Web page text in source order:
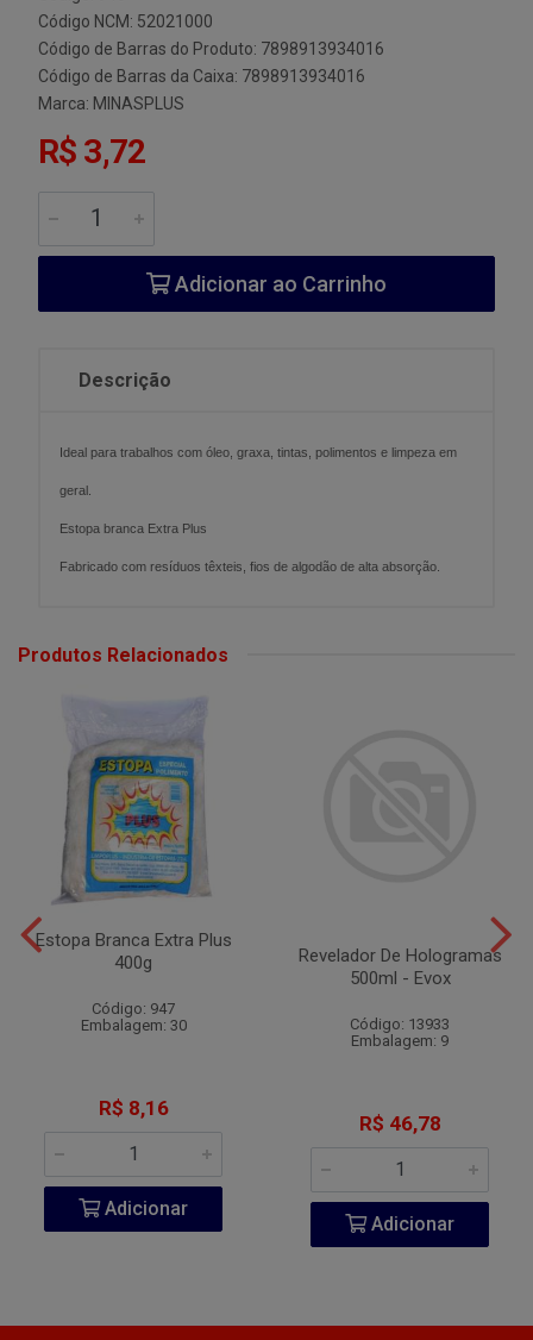
Código NCM: 52021000
Código de Barras do Produto: 7898913934016
Código de Barras da Caixa: 7898913934016
Marca: MINASPLUS
R$ 3,72
Adicionar ao Carrinho
Descrição
Ideal para trabalhos com óleo, graxa, tintas, polimentos e limpeza em
geral.
Estopa branca Extra Plus
Fabricado com resíduos têxteis, fios de algodão de alta absorção.
Produtos Relacionados
Estopa Branca Extra Plus
400g
Código: 947
Embalagem: 30
R$ 8,16
Adicionar
Revelador De Hologramas
500ml - Evox
Código: 13933
Embalagem: 9
R$ 46,78
Adicionar